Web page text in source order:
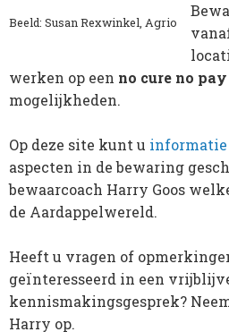
Beeld: Susan Rexwinkel, Agrio
werken op een no cure no pay
mogelijkheden.
Op deze site kunt u informatie
aspecten in de bewaring
bewaarcoach Harry Goos
de Aardappelwereld.
Heeft u vragen of
geïnteresseerd in een
kennismakingsgesprek?
Harry op.